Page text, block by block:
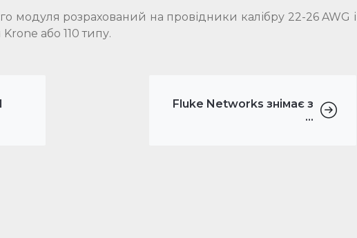
модуля розрахований на провідники калібру 22-26 AWG і
або 110 типу.
Fluke Networks знімає з
...